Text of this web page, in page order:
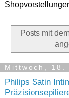
Posts mit
Mittwoch, 18.
Philips Satin